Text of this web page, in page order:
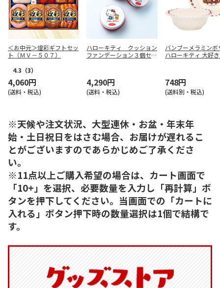
＜お中元＞煌彩ギフトセッ
ト（ＭＶ－５０７）
4.3 （3）
4,060円
(送料・税込)
ハローキティ クッション
ファンデーション３個セッ
4,290円
(送料・税込)
バンブーメラミンボ
ハローキティ 大好
748円
(送料別・税込)
※天候や注文状況、大型連休・お盆・年末年
始・土日祝日をはさむ場合、お届けが遅れるこ
とがございますのであらかじめご了承くださ
い。
※11点以上ご購入希望の場合は、カート画面で
「10+」を選択、必要数量を入力し「再計算」ボ
タンを押下してください。当画面での「カートに
入れる」ボタン押下時の数量選択は1個で結構で
す。